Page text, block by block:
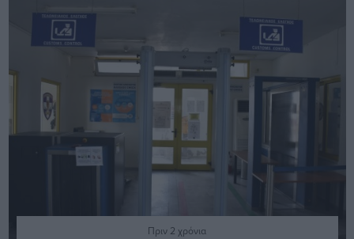
Πριν 2 χρόνια